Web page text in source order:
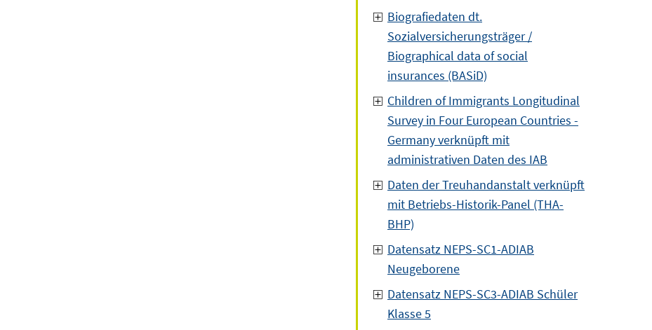
Biografiedaten dt.
Sozialversicherungsträger /
Biographical data of social
insurances (BASiD)
Children of Immigrants Longitudinal
Survey in Four European Countries -
Germany verknüpft mit
administrativen Daten des IAB
Daten der Treuhandanstalt verknüpft
mit Betriebs-Historik-Panel (THA-
BHP)
Datensatz NEPS-SC1-ADIAB
Neugeborene
Datensatz NEPS-SC3-ADIAB Schüler
Klasse 5